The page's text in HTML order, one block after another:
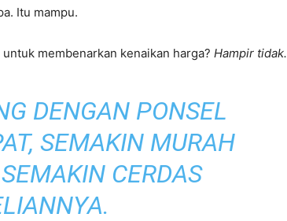
Itu mampu.
membenarkan kenaikan harga? Hampir tidak.
DENGAN PONSEL
SEMAKIN MURAH
CERDAS